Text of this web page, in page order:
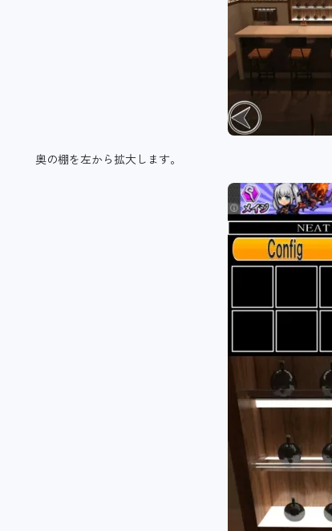
奥の棚を左から拡大します。